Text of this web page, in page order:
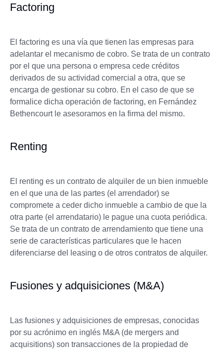
Factoring
El factoring es una vía que tienen las empresas para
adelantar el mecanismo de cobro. Se trata de un contrato
por el que una persona o empresa cede créditos
derivados de su actividad comercial a otra, que se
encarga de gestionar su cobro. En el caso de que se
formalice dicha operación de factoring, en Fernández
Bethencourt le asesoramos en la firma del mismo.
Renting
El renting es un contrato de alquiler de un bien inmueble
en el que una de las partes (el arrendador) se
compromete a ceder dicho inmueble a cambio de que la
otra parte (el arrendatario) le pague una cuota periódica.
Se trata de un contrato de arrendamiento que tiene una
serie de características particulares que le hacen
diferenciarse del leasing o de otros contratos de alquiler.
Fusiones y adquisiciones (M&A)
Las fusiones y adquisiciones de empresas, conocidas
por su acrónimo en inglés M&A (de mergers and
acquisitions) son transacciones de la propiedad de